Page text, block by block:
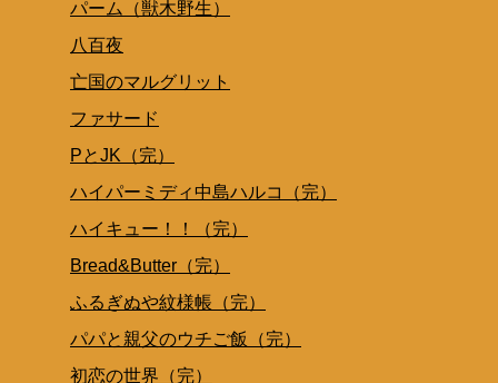
パーム（獣木野生）
八百夜
亡国のマルグリット
ファサード
PとJK（完）
ハイパーミディ中島ハルコ（完）
ハイキュー！！（完）
Bread&Butter（完）
ふるぎぬや紋様帳（完）
パパと親父のウチご飯（完）
初恋の世界（完）